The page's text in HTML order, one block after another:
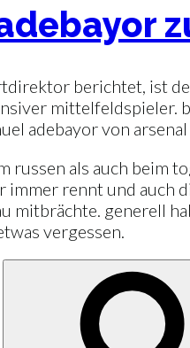
berichtet, ist
mittelfeldspieler.
adebayor von
russen als auch beim
rennt und auch
mitbrächte. generell
vergessen.